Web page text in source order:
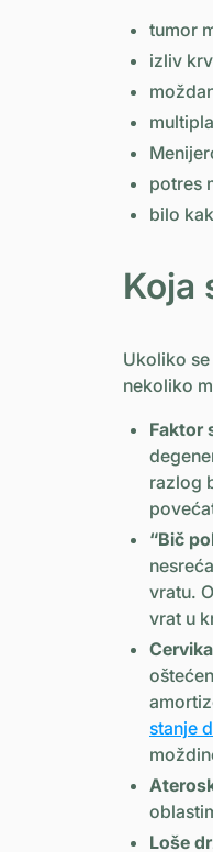
tumor
izliv
potres
bilo
Koja
Ukoliko
nekoliko
Faktor
razlog
“Bič
vratu.
vrat u
stanje
Loše